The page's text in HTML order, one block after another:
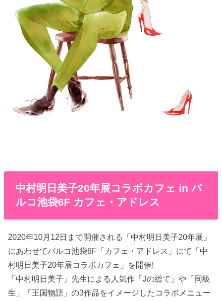
中村明日美子20年展コラボカフェ in パ
ルコ池袋6F カフェ・アドレス
2020年10月12日まで開催される「中村明日美子20年展」
にあわせてパルコ池袋6F「カフェ・アドレス」にて「中
村明日美子20年展コラボカフェ」を開催!
「中村明日美子」先生による人気作「Jの総て」や「同級
生」「王国物語」の3作品をイメージしたコラボメニュー